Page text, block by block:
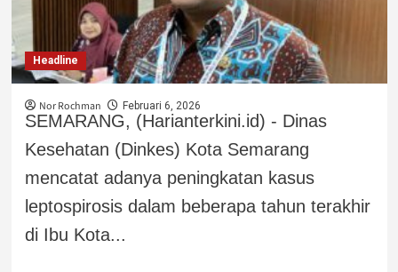
Headline
Nor Rochman Februari 6, 2026
SEMARANG, (Harianterkini.id) - Dinas
Kesehatan (Dinkes) Kota Semarang
mencatat adanya peningkatan kasus
leptospirosis dalam beberapa tahun terakhir
di Ibu Kota...